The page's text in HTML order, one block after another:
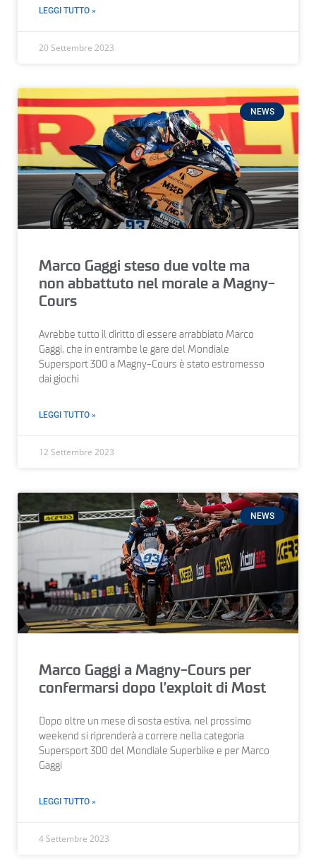
LEGGI TUTTO »
20 Settembre 2023
NEWS
Marco Gaggi steso due volte ma
non abbattuto nel morale a Magny-
Cours
Avrebbe tutto il diritto di essere arrabbiato Marco
Gaggi, che in entrambe le gare del Mondiale
Supersport 300 a Magny-Cours è stato estromesso
dai giochi
LEGGI TUTTO »
12 Settembre 2023
NEWS
Marco Gaggi a Magny-Cours per
confermarsi dopo l’exploit di Most
Dopo oltre un mese di sosta estiva, nel prossimo
weekend si riprenderà a correre nella categoria
Supersport 300 del Mondiale Superbike e per Marco
Gaggi
LEGGI TUTTO »
4 Settembre 2023